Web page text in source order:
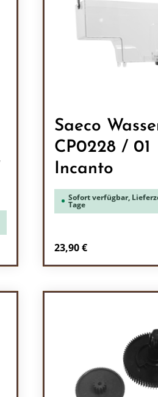
Saeco
CP0228 / 01
Incanto
Sofort verfügbar,
Tage
Regulärer Preis:
23,90 €